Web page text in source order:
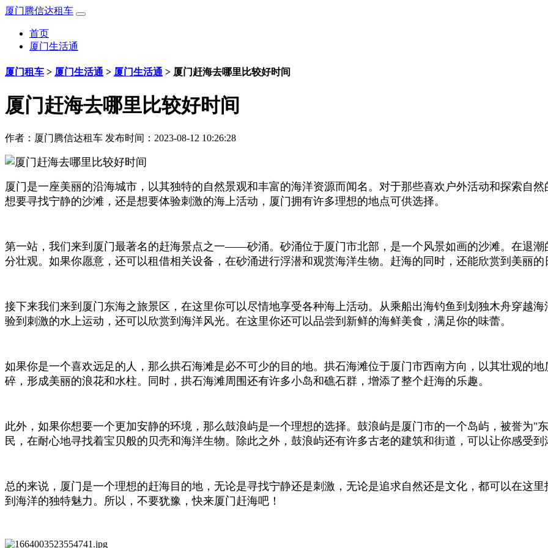
厦门腾信达租车
首页
厦门生活通
厦门租车 > 厦门生活通 > 厦门生活通 > 厦门赶海去哪里比较好时间
厦门赶海去哪里比较好时间
作者： 厦门腾信达租车 发布时间：2023-08-12 10:26:28
厦门是一座美丽的沿海城市，以其独特的自然景观和丰富的海洋资源而闻名。对于那些喜欢户外活动和探索自
想要寻找宁静的沙滩，还是想要体验刺激的海上活动，厦门拥有许多理想的地点可供选择。
第一站，我们来到厦门最著名的赶海景点之一——砂涌。砂涌位于厦门市北部，是一个风景如画的沙滩。在退
分壮观。如果你愿意，还可以租借相关设备，在砂涌进行浮潜和观赏海洋生物。赶海的同时，还能欣赏到美丽
接下来我们来到厦门东海之旅景区，在这里你可以尽情地享受各种海上活动。从乘船出海钓鱼到划独木舟穿越
验到刺激的水上运动，还可以欣赏到海洋风光。在这里你还可以品尝到新鲜的海鲜美食，满足你的味蕾。
如果你是一个喜欢远足的人，那么拱石海滩是必不可少的目的地。拱石海滩位于厦门市西南方向，以其壮观的
碎，形成美丽的浪花和水柱。同时，拱石海滩周围还有许多小岛和礁石群，增添了整个赶海的乐趣。
此外，如果你想要一个更加安静的环境，那么鼓浪屿是一个理想的选择。鼓浪屿是厦门市的一个岛屿，被誉为"
民，在耐心地寻找着宝贝般的贝壳和海洋生物。除此之外，鼓浪屿还有许多古老的建筑和街道，可以让你感受
总的来说，厦门是一个理想的赶海目的地，无论是寻找宁静还是刺激，无论是追求自然还是文化，都可以在这
到海洋的独特魅力。所以，不要犹豫，快来厦门赶海吧！